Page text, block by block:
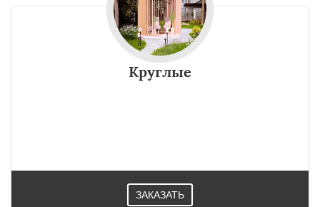
Круглые
ЗАКАЗАТЬ